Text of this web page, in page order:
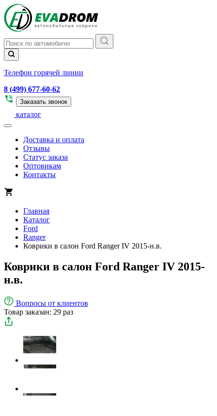
Телефон горячей линии
8 (499) 677-60-62
Заказать звонок
каталог
Доставка и оплата
Отзывы
Статус заказа
Оптовикам
Контакты
Главная
Каталог
Ford
Ranger
Коврики в салон Ford Ranger IV 2015-н.в.
Коврики в салон Ford Ranger IV 2015-
н.в.
Вопросы от клиентов
Товар заказан: 29 раз